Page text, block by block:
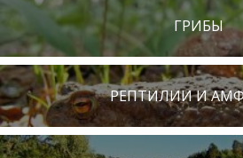
ГРИБЫ
РЕПТИЛИИ И